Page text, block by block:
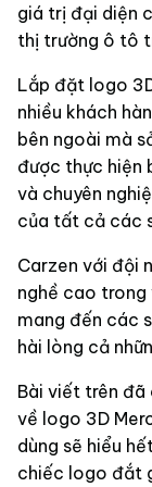
giá trị đại diện
thị trường ô tô
Lắp đặt logo
nhiều khách
bên ngoài mà
được thực hiện
và chuyên
của tất cả các
Carzen với đội
nghề cao trong
mang đến các
hài lòng cả
Bài viết trên
về logo 3D
dùng sẽ hiểu
chiếc logo đắt